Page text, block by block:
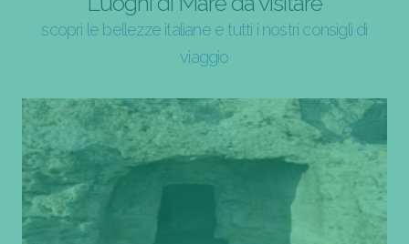
scopri le bellezze italiane e tutti i nostri consigli di
viaggio